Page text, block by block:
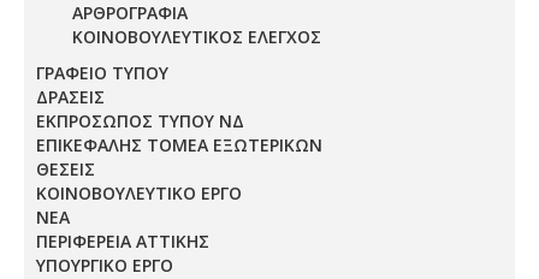
ΑΡΘΡΟΓΡΑΦΙΑ
ΚΟΙΝΟΒΟΥΛΕΥΤΙΚΟΣ ΕΛΕΓΧΟΣ
ΓΡΑΦΕΙΟ ΤΥΠΟΥ
ΔΡΑΣΕΙΣ
ΕΚΠΡΟΣΩΠΟΣ ΤΥΠΟΥ ΝΔ
ΕΠΙΚΕΦΑΛΗΣ ΤΟΜΕΑ ΕΞΩΤΕΡΙΚΩΝ
ΘΕΣΕΙΣ
ΚΟΙΝΟΒΟΥΛΕΥΤΙΚΟ ΕΡΓΟ
ΝΕΑ
ΠΕΡΙΦΕΡΕΙΑ ΑΤΤΙΚΗΣ
ΥΠΟΥΡΓΙΚΟ ΕΡΓΟ